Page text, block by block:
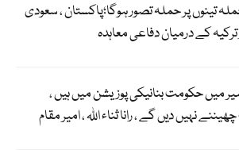
تینوں پر حملہ تصور ہوگا؛پاکستان ، سعودی
کے درمیان دفاعی معاہدہ
میں حکومت بنانیکی پوزیشن میں ہیں ،
نہیں دیں گے ، رانا ثناء اللہ ، امیر مقام